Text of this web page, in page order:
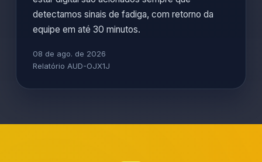
detectamos sinais de fadiga, com retorno da
equipe em até 30 minutos.
08 de ago. de 2026
Relatório AUD-OJX1J